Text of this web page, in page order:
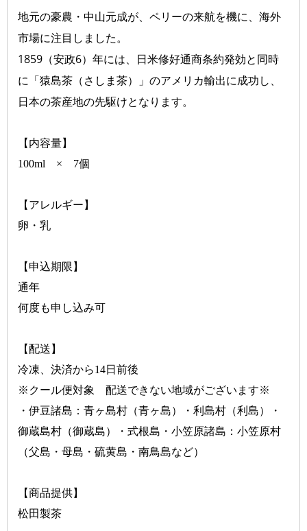
地元の豪農・中山元成が、ペリーの来航を機に、海外
市場に注目しました。
1859（安政6）年には、日米修好通商条約発効と同時
に「猿島茶（さしま茶）」のアメリカ輸出に成功し、
日本の茶産地の先駆けとなります。
【内容量】
100ml × 7個
【アレルギー】
卵・乳
【申込期限】
通年
何度も申し込み可
【配送】
冷凍、決済から14日前後
※クール便対象 配送できない地域がございます※
・伊豆諸島：青ヶ島村（青ヶ島）・利島村（利島）・
御蔵島村（御蔵島）・式根島・小笠原諸島：小笠原村
（父島・母島・硫黄島・南鳥島など）
【商品提供】
松田製茶